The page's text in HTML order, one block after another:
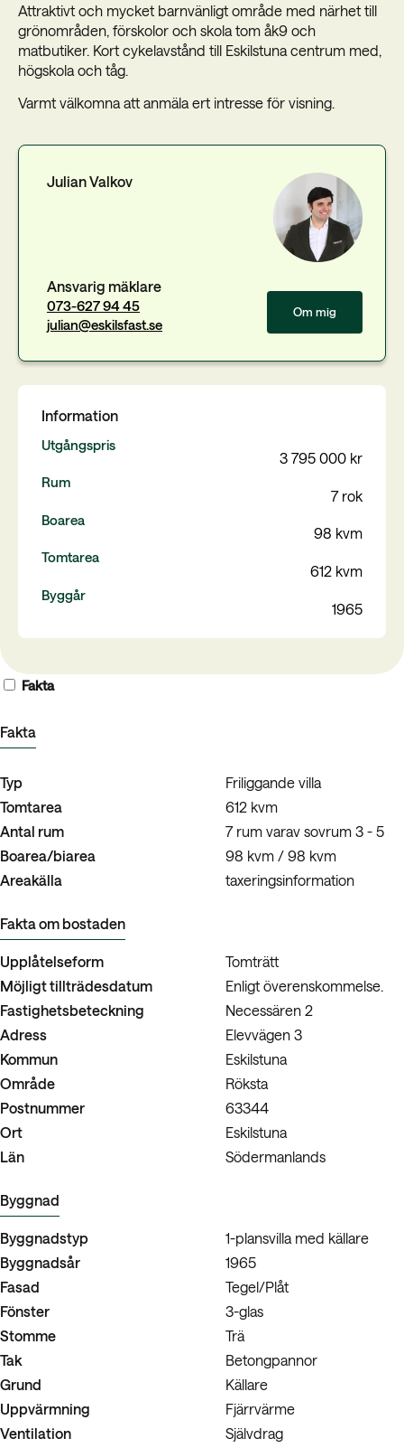
Attraktivt och mycket barnvänligt område med närhet till
grönområden, förskolor och skola tom åk9 och
matbutiker. Kort cykelavstånd till Eskilstuna centrum med,
högskola och tåg.
Varmt välkomna att anmäla ert intresse för visning.
Om mig
Julian Valkov
Ansvarig mäklare
073-627 94 45
julian@eskilsfast.se
Information
Utgångspris
3 795 000 kr
Rum
7 rok
Boarea
98 kvm
Tomtarea
612 kvm
Byggår
1965
Fakta
Fakta
Typ
Friliggande villa
Tomtarea
612 kvm
Antal rum
7 rum varav sovrum 3 - 5
Boarea/biarea
98 kvm / 98 kvm
Areakälla
taxeringsinformation
Fakta om bostaden
Upplåtelseform
Tomträtt
Möjligt tillträdesdatum
Enligt överenskommelse.
Fastighetsbeteckning
Necessären 2
Adress
Elevvägen 3
Kommun
Eskilstuna
Område
Röksta
Postnummer
63344
Ort
Eskilstuna
Län
Södermanlands
Byggnad
Byggnadstyp
1-plansvilla med källare
Byggnadsår
1965
Fasad
Tegel/Plåt
Fönster
3-glas
Stomme
Trä
Tak
Betongpannor
Grund
Källare
Uppvärmning
Fjärrvärme
Ventilation
Självdrag